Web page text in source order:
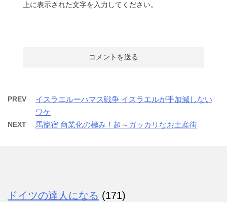
上に表示された文字を入力してください。
PREV
イスラエルーハマス戦争 イスラエルが手加減しない
ワケ
NEXT 馬籠宿 商業化の極み！超～ガッカリなお土産街
ドイツの達人になる (171)